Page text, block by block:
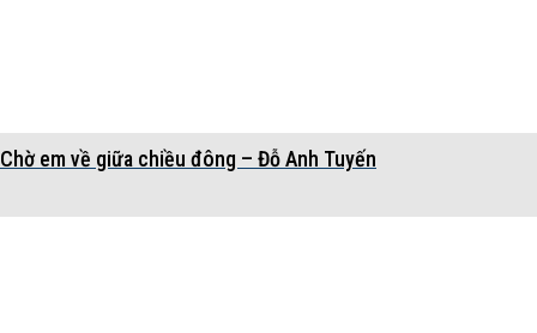
Chờ em về giữa chiều đông – Đỗ Anh Tuyến